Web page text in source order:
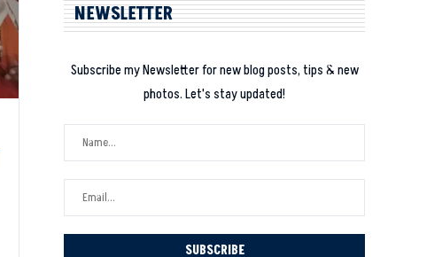
NEWSLETTER
Subscribe my Newsletter for new blog posts, tips & new
photos. Let's stay updated!